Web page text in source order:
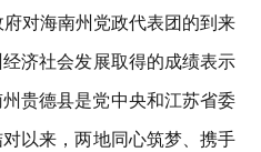
对海南州党政代表团的到来
济社会发展取得的成绩表示
贵德县是党中央和江苏省委
以来，两地同心筑梦、携手